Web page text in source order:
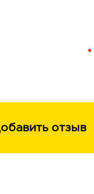
*
отзыв